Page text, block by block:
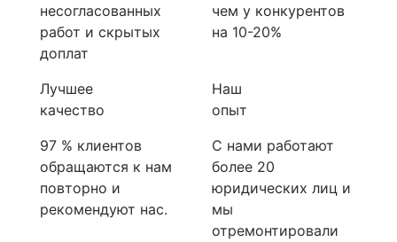
несогласованных
работ и скрытых
доплат
чем у конкурентов
на 10-20%
Лучшее
качество
97 % клиентов
обращаются к нам
повторно и
рекомендуют нас.
Наш
опыт
С нами работают
более 20
юридических лиц и
мы
отремонтировали